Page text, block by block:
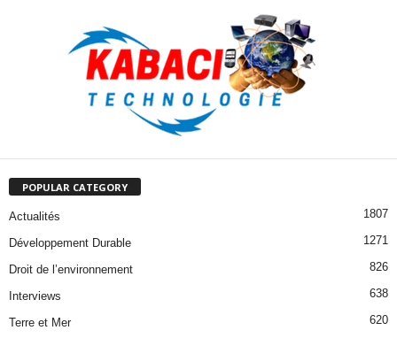
POPULAR CATEGORY
Actualités 1807
Développement Durable 1271
Droit de l’environnement 826
Interviews 638
Terre et Mer 620